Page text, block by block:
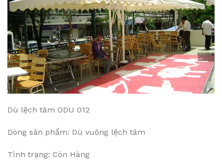
Dù lệch tâm ODU 012
Dòng sản phẩm: Dù vuông lệch tâm
Tình trạng: Còn Hàng